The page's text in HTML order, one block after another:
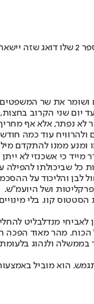
אם ליו"ר - היונה בכחול לבן במה שקשור
את שר המשפטים
יום שני הקרוב
נפתר, אלא אף
ולהרוויח עוד כמה
ומנע ממנו להתקדם
כי אשכנזי לא
שביכולתו להפילה
והליכוד על
ושל היועמ"ש.
קוו. בלי
מנדלבליט
הכוח. מהר מאוד
ולנהוג
הוא מוביל